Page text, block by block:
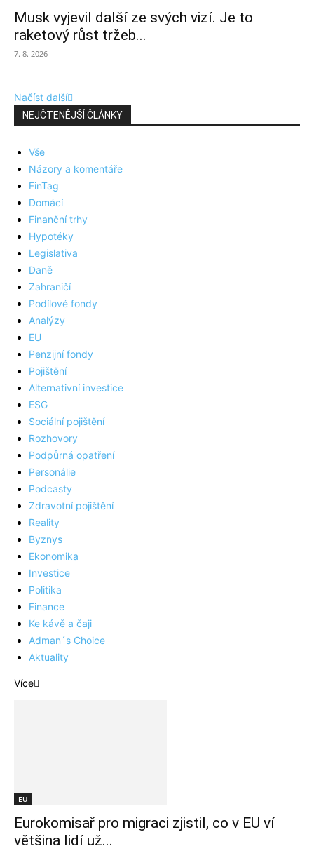
Musk vyjevil další ze svých vizí. Je to
raketový růst tržeb...
7. 8. 2026
Načíst další
NEJČTENĚJŠÍ ČLÁNKY
Vše
Názory a komentáře
FinTag
Domácí
Finanční trhy
Hypotéky
Legislativa
Daně
Zahraničí
Podílové fondy
Analýzy
EU
Penzijní fondy
Pojištění
Alternativní investice
ESG
Sociální pojištění
Rozhovory
Podpůrná opatření
Personálie
Podcasty
Zdravotní pojištění
Reality
Byznys
Ekonomika
Investice
Politika
Finance
Ke kávě a čaji
Adman´s Choice
Aktuality
Více
EU
Eurokomisař pro migraci zjistil, co v EU ví
většina lidí už...